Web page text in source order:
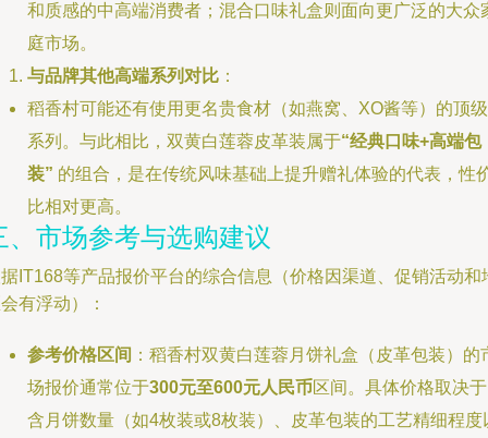
和质感的中高端消费者；混合口味礼盒则面向更广泛的大众
庭市场。
与品牌其他高端系列对比 ：
稻香村可能还有使用更名贵食材（如燕窝、XO酱等）的顶级
系列。与此相比，双黄白莲蓉皮革装属于“经典口味+高端包
装” 的组合，是在传统风味基础上提升赠礼体验的代表，性
比相对更高。
、市场参考与选购建议
IT168等产品报价平台的综合信息（价格因渠道、促销活动和
有浮动）：
参考价格区间 ：稻香村双黄白莲蓉月饼礼盒（皮革包装）的
场报价通常位于300元至600元人民币区间。具体价格取决
含月饼数量（如4枚装或8枚装）、皮革包装的工艺精细程度